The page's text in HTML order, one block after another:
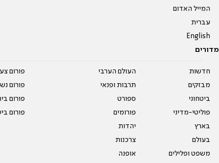
המייל האדום
עברית
English
מדורים
חדשות
מבזקים
ביטחוני
פוליטי-מדיני
בארץ
בעולם
משפט ופלילים
העולם הערבי
תרבות ופנאי
ספורט
פורומים
יהדות
צרכנות
אופנה
פורום
פורום
פורום
פורום